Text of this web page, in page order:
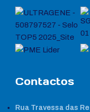
Contactos
Rua Travessa das